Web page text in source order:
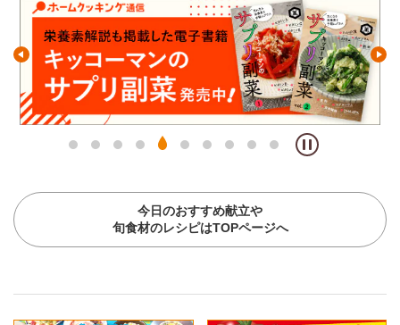
今日のおすすめ献立や
旬食材のレシピはTOPページへ